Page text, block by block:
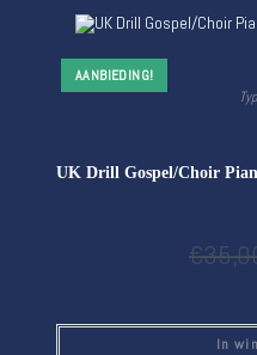
AANBIEDING!
UK Drill Gospel/Choir
€
In